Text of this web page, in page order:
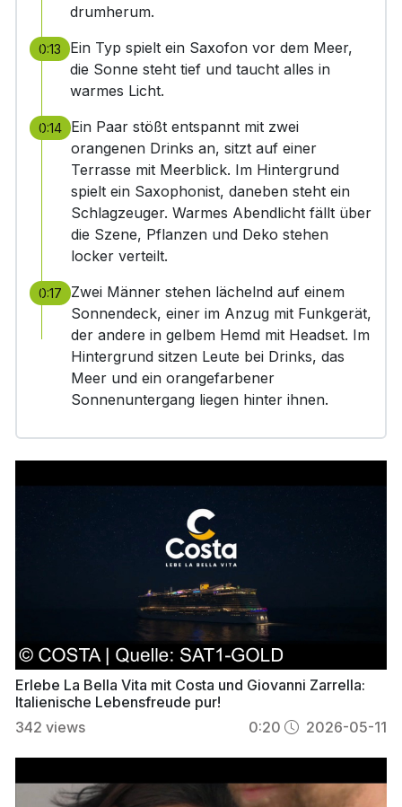
drumherum.
0:13
Ein Typ spielt ein Saxofon vor dem Meer,
die Sonne steht tief und taucht alles in
warmes Licht.
0:14 Ein Paar stößt entspannt mit zwei
orangenen Drinks an, sitzt auf einer
Terrasse mit Meerblick. Im Hintergrund
spielt ein Saxophonist, daneben steht ein
Schlagzeuger. Warmes Abendlicht fällt über
die Szene, Pflanzen und Deko stehen
locker verteilt.
0:17
Zwei Männer stehen lächelnd auf einem
Sonnendeck, einer im Anzug mit Funkgerät,
der andere in gelbem Hemd mit Headset. Im
Hintergrund sitzen Leute bei Drinks, das
Meer und ein orangefarbener
Sonnenuntergang liegen hinter ihnen.
Erlebe La Bella Vita mit Costa und Giovanni Zarrella:
Italienische Lebensfreude pur!
342 views 0:20 2026-05-11